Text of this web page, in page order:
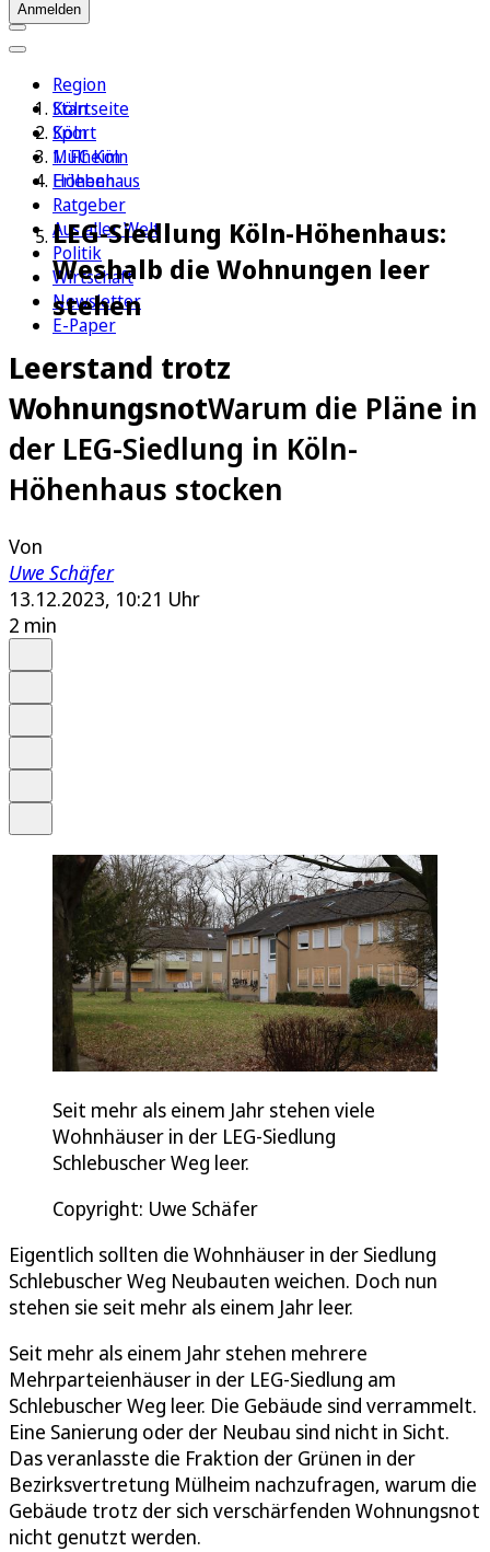
Anmelden
Region
Köln
Sport
1. FC Köln
Erleben
Ratgeber
Aus aller Welt
Politik
Wirtschaft
Newsletter
E-Paper
Startseite
Köln
Mülheim
Höhenhaus
LEG-Siedlung Köln-Höhenhaus:
Weshalb die Wohnungen leer
stehen
Leerstand trotz
WohnungsnotWarum die Pläne in
der LEG-Siedlung in Köln-
Höhenhaus stocken
Von
Uwe Schäfer
13.12.2023, 10:21 Uhr
2 min
Seit mehr als einem Jahr stehen viele
Wohnhäuser in der LEG-Siedlung
Schlebuscher Weg leer.
Copyright: Uwe Schäfer
Eigentlich sollten die Wohnhäuser in der Siedlung
Schlebuscher Weg Neubauten weichen. Doch nun
stehen sie seit mehr als einem Jahr leer.
Seit mehr als einem Jahr stehen mehrere
Mehrparteienhäuser in der LEG-Siedlung am
Schlebuscher Weg leer. Die Gebäude sind verrammelt.
Eine Sanierung oder der Neubau sind nicht in Sicht.
Das veranlasste die Fraktion der Grünen in der
Bezirksvertretung Mülheim nachzufragen, warum die
Gebäude trotz der sich verschärfenden Wohnungsnot
nicht genutzt werden.